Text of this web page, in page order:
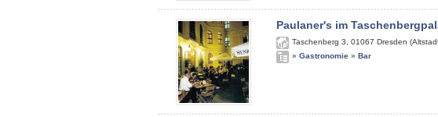
Paulaner's im
Taschenberg 3 01067 Dresden
» Gastronomie » Bar